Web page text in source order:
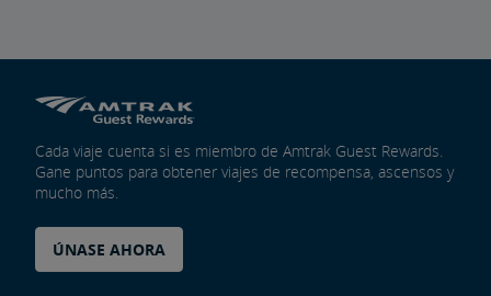
Cada viaje cuenta si es miembro de Amtrak Guest Rewards.
Gane puntos para obtener viajes de recompensa, ascensos y
mucho más.
ÚNASE AHORA